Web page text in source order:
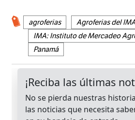
agroferias
Agroferias del
IMA: Instituto de Mercadeo
Panamá